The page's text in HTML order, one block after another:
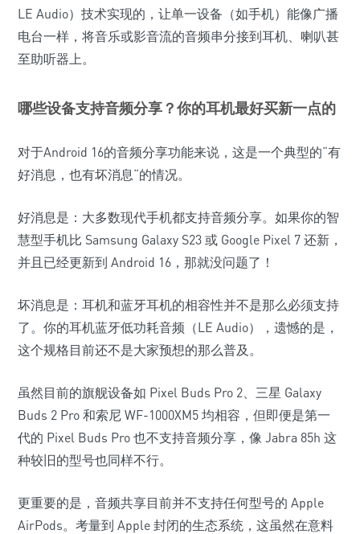
LE Audio）技术实现的，让单一设备（如手机）能像广播
电台一样，将音乐或影音流的音频串分接到耳机、喇叭甚
至助听器上。
哪些设备支持音频分享？你的耳机最好买新一点的
对于Android 16的音频分享功能来说，这是一个典型的“有
好消息，也有坏消息“的情况。
好消息是：大多数现代手机都支持音频分享。如果你的智
慧型手机比 Samsung Galaxy S23 或 Google Pixel 7 还新，
并且已经更新到 Android 16，那就没问题了！
坏消息是：耳机和蓝牙耳机的相容性并不是那么必须支持
了。你的耳机蓝牙低功耗音频（LE Audio），遗憾的是，
这个规格目前还不是大家预想的那么普及。
虽然目前的旗舰设备如 Pixel Buds Pro 2、三星 Galaxy
Buds 2 Pro 和索尼 WF-1000XM5 均相容，但即便是第一
代的 Pixel Buds Pro 也不支持音频分享，像 Jabra 85h 这
种较旧的型号也同样不行。
更重要的是，音频共享目前并不支持任何型号的 Apple
AirPods。考量到 Apple 封闭的生态系统，这虽然在意料